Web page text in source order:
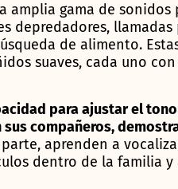
amplia gama de
depredadores,
de alimento.
suaves, cada uno
para ajustar el
compañeros,
parte, aprenden a
dentro de la familia y